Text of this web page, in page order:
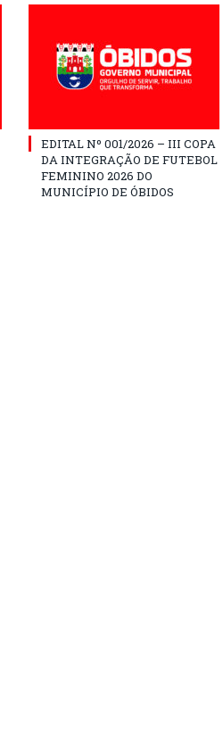
EDITAL Nº 001/2026 – III COPA
DA INTEGRAÇÃO DE FUTEBOL
FEMININO 2026 DO
MUNICÍPIO DE ÓBIDOS